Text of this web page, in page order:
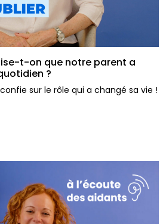
t-on que notre parent a
?
sur le rôle qui a changé sa vie !